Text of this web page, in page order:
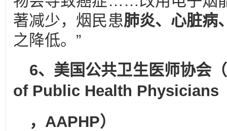
著减少，烟民患肺炎、心脏病
之降低。”
6、美国公共卫生医师协会（
of Public Health Physicians
， AAPHP）